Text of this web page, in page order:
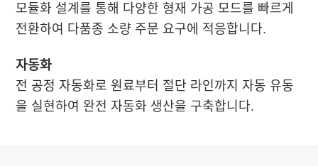
모듈화 설계를 통해 다양한 형재 가공 모드를 빠르게
전환하여 다품종 소량 주문 요구에 적응합니다.
자동화
전 공정 자동화로 원료부터 절단 라인까지 자동 유동
을 실현하여 완전 자동화 생산을 구축합니다.